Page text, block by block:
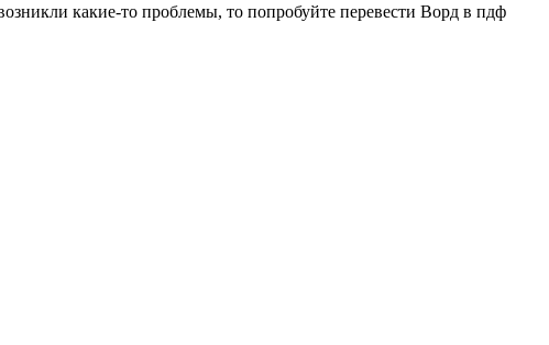
какие-то проблемы, то попробуйте перевести Ворд в пдф